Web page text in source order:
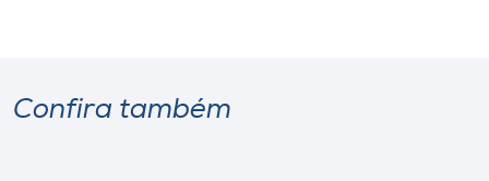
Confira também